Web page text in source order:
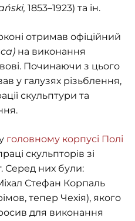
ński, 1853–1923) та ін.
отримав офіційний
ca) на виконання
Починаючи з цього
у галузях різьблення,
скульптури та
головному корпусі Полі
скульпторів зі
Серед них були:
Стефан Корпаль
тепер Чехія), якого
для виконання